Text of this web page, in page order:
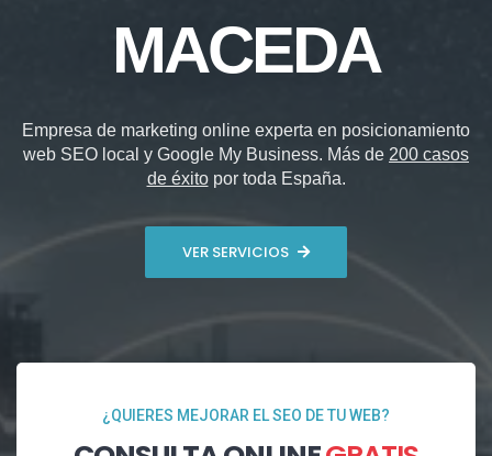
MACEDA
Empresa de marketing online experta en posicionamiento
web SEO local y Google My Business. Más de 200 casos
de éxitopor toda España.
VER SERVICIOS
¿QUIERES MEJORAR EL SEO DE TU WEB?